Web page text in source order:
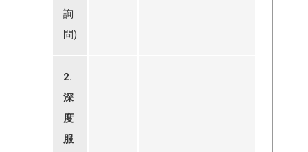
詢
問)
2.
深
度
服